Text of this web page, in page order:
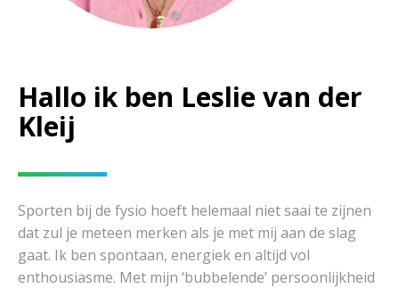
Hallo ik ben Leslie van der
Kleij
Sporten bij de fysio hoeft helemaal niet saai te zijnen
dat zul je meteen merken als je met mij aan de slag
gaat. Ik ben spontaan, energiek en altijd vol
enthousiasme. Met mijn ‘bubbelende’ persoonlijkheid